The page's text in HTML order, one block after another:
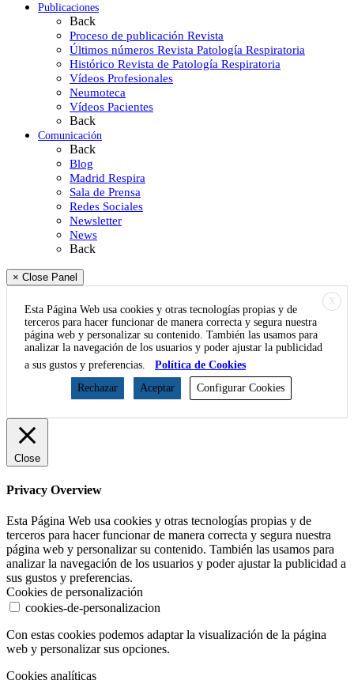
Publicaciones
Back
Proceso de publicación Revista
Últimos números Revista Patología Respiratoria
Histórico Revista de Patología Respiratoria
Vídeos Profesionales
Neumoteca
Vídeos Pacientes
Back
Comunicación
Back
Blog
Madrid Respira
Sala de Prensa
Redes Sociales
Newsletter
News
Back
× Close Panel
X
Esta Página Web usa cookies y otras tecnologías propias y de
terceros para hacer funcionar de manera correcta y segura nuestra
página web y personalizar su contenido. También las usamos para
analizar la navegación de los usuarios y poder ajustar la publicidad
a sus gustos y preferencias.
Política de Cookies
Rechazar
Aceptar Configurar Cookies
Close
Privacy Overview
Esta Página Web usa cookies y otras tecnologías propias y de
terceros para hacer funcionar de manera correcta y segura nuestra
página web y personalizar su contenido. También las usamos para
analizar la navegación de los usuarios y poder ajustar la publicidad a
sus gustos y preferencias.
Cookies de personalización
cookies-de-personalizacion
Con estas cookies podemos adaptar la visualización de la página
web y personalizar sus opciones.
Cookies analíticas